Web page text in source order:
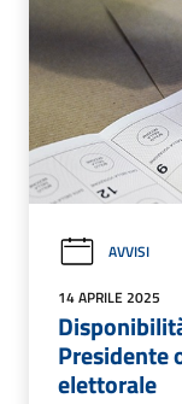
AVVISI
14 APRILE 2025
Presidente
elettorale